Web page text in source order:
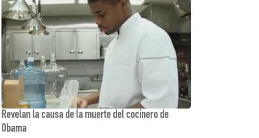
Revelan la causa de la muerte del cocinero de
Obama